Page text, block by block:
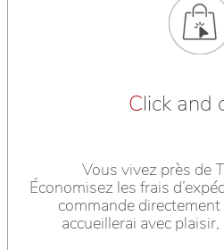
Click and
Vous vivez près de
Économisez les frais
commande directement
accueillerai avec